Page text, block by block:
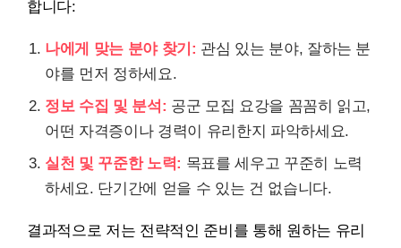
합니다:
나에게 맞는 분야 찾기: 관심 있는 분야, 잘하는 분
야를 먼저 정하세요.
정보 수집 및 분석: 공군 모집 요강을 꼼꼼히 읽고,
어떤 자격증이나 경력이 유리한지 파악하세요.
실천 및 꾸준한 노력: 목표를 세우고 꾸준히 노력
하세요. 단기간에 얻을 수 있는 건 없습니다.
결과적으로 저는 전략적인 준비를 통해 원하는 유리